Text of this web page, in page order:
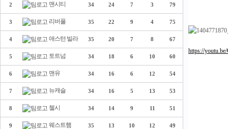
2 맨시티 34 24 7 3 79
3 리버풀 35 22 9 4 75
4 애스턴 빌라 35 20 7 8 67
5 토트넘 34 18 6 10 60
6 맨유 34 16 6 12 54
7 뉴캐슬 34 16 5 13 53
8 첼시 34 14 9 11 51
9 웨스트햄 35 13 10 12 49
https://